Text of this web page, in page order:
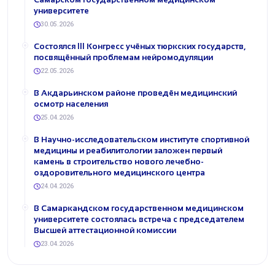
университете
30.05.2026
Состоялся III Конгресс учёных тюркских государств,
посвящённый проблемам нейромодуляции
22.05.2026
В Акдарьинском районе проведён медицинский
осмотр населения
25.04.2026
В Научно-исследовательском институте спортивной
медицины и реабилитологии заложен первый
камень в строительство нового лечебно-
оздоровительного медицинского центра
24.04.2026
В Самаркандском государственном медицинском
университете состоялась встреча с председателем
Высшей аттестационной комиссии
23.04.2026